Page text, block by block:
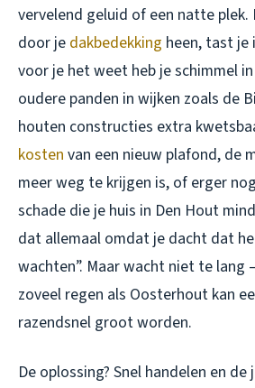
vervelend geluid of een natte
door je dakbedekking heen, tast je
voor je het weet heb je schimmel
oudere panden in wijken zoals de
houten constructies extra
kosten van een nieuw plafond, de
meer weg te krijgen is, of erger
schade die je huis in Den Hout
dat allemaal omdat je dacht dat
wachten”. Maar wacht niet te lang
zoveel regen als Oosterhout kan
razendsnel groot worden.
De oplossing? Snel handelen en de